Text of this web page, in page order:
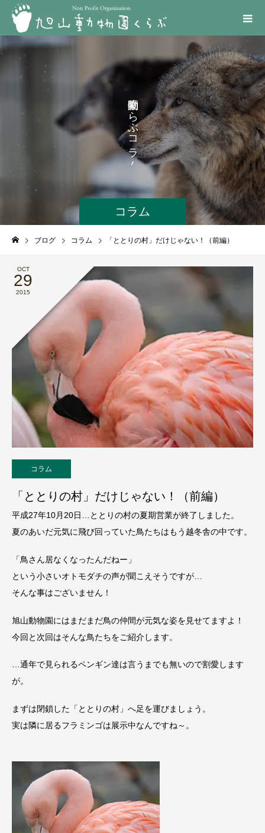
コラム
く
ら
ぶ
コ
ラ
ム
ブログ コラム 「ととりの村」だけじゃない！（前編）
OCT
29
2015
コラム
「ととりの村」だけじゃない！（前編）
平成27年10月20日…ととりの村の夏期営業が終了しました。
夏のあいだ元気に飛び回っていた鳥たちはもう越冬舎の中です。
「鳥さん居なくなったんだねー」
という小さいオトモダチの声が聞こえそうですが…
そんな事はございません！
旭山動物園にはまだまだ鳥の仲間が元気な姿を見せてますよ！
今回と次回はそんな鳥たちをご紹介します。
…通年で見られるペンギン達は言うまでも無いので割愛します
が。
まずは閉鎖した「ととりの村」へ足を運びましょう。
実は隣に居るフラミンゴは展示中なんですね～。